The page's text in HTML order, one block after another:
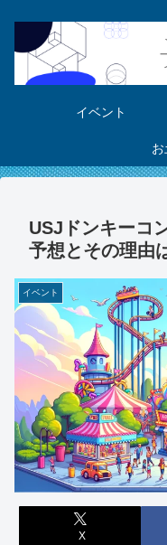
イベント
お
USJドンキーコ
予想とその理由
イベント
X